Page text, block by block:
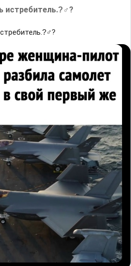
истребитель.?‍♂?